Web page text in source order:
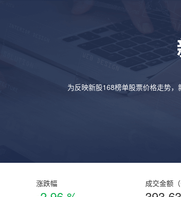
为反映新股168榜单股票价格走势
涨跌幅 成交金额（